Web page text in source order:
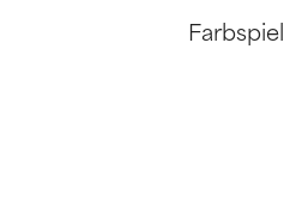
Farbspiel